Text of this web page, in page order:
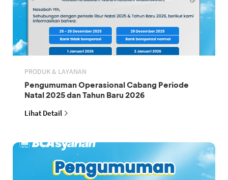
PRODUK & LAYANAN
Pengumuman Operasional Cabang Periode
Natal 2025 dan Tahun Baru 2026
Lihat Detail